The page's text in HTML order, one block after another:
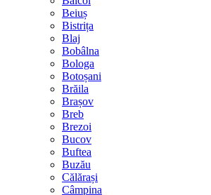
Beiuș
Bistrița
Blaj
Bobâlna
Bologa
Botoșani
Brăila
Brașov
Breb
Brezoi
Bucov
Buftea
Buzău
Călărași
Câmpina